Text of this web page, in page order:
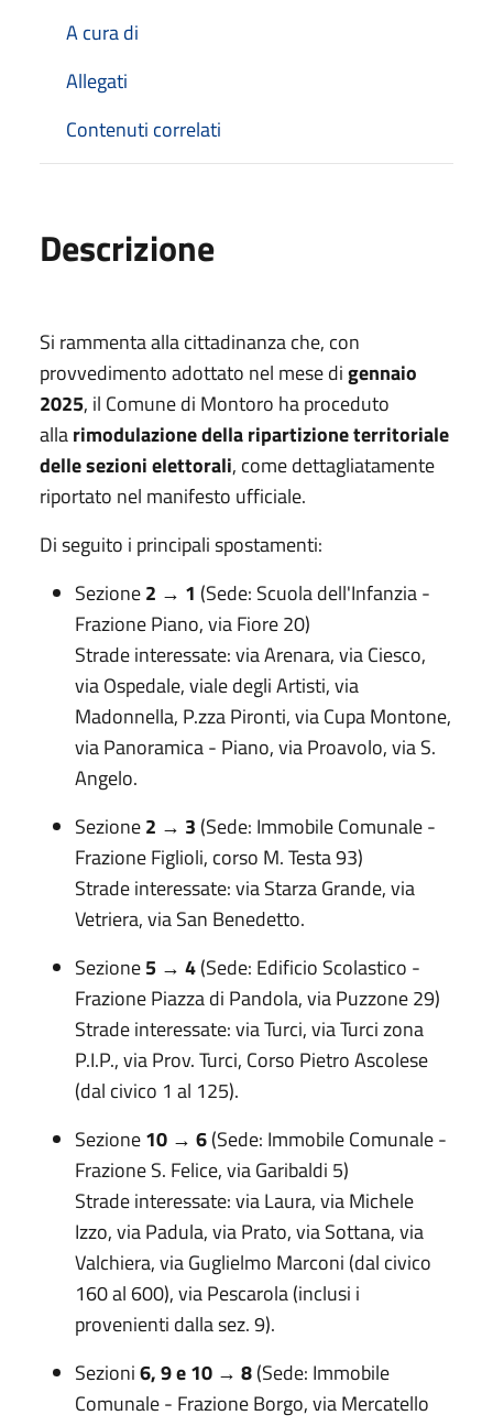
A cura di
Allegati
Contenuti correlati
Descrizione
Si rammenta alla cittadinanza che, con
provvedimento adottato nel mese digennaio
2025, il Comune di Montoro ha proceduto
allarimodulazione della ripartizione territoriale
delle sezioni elettorali, come dettagliatamente
riportato nel manifesto ufficiale.
Di seguito i principali spostamenti:
Sezione2 → 1 (Sede: Scuola dell'Infanzia -
Frazione Piano, via Fiore 20)
Strade interessate: via Arenara, via Ciesco,
via Ospedale, viale degli Artisti, via
Madonnella, P.zza Pironti, via Cupa Montone,
via Panoramica - Piano, via Proavolo, via S.
Angelo.
Sezione2 → 3 (Sede: Immobile Comunale -
Frazione Figlioli, corso M. Testa 93)
Strade interessate: via Starza Grande, via
Vetriera, via San Benedetto.
Sezione5 → 4(Sede: Edificio Scolastico -
Frazione Piazza di Pandola, via Puzzone 29)
Strade interessate: via Turci, via Turci zona
P.I.P., via Prov. Turci, Corso Pietro Ascolese
(dal civico 1 al 125).
Sezione10 → 6(Sede: Immobile Comunale -
Frazione S. Felice, via Garibaldi 5)
Strade interessate: via Laura, via Michele
Izzo, via Padula, via Prato, via Sottana, via
Valchiera, via Guglielmo Marconi (dal civico
160 al 600), via Pescarola (inclusi i
provenienti dalla sez. 9).
Sezioni6, 9 e 10 → 8(Sede: Immobile
Comunale - Frazione Borgo, via Mercatello